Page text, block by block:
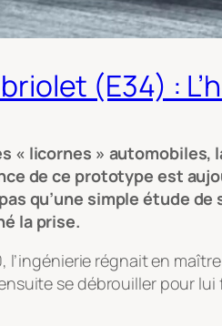
(E34) :
« licornes » automobiles,
de ce prototype est
qu’une simple étude
la prise.
l’ingénierie régnait en
se débrouiller pour lui